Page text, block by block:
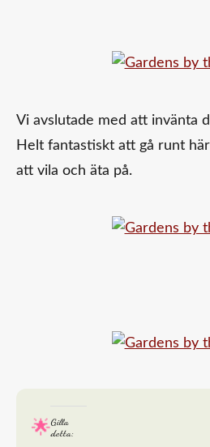
Vi avslutade med att invänta
Helt fantastiskt att gå runt
att vila och äta på.
Gilla
detta: